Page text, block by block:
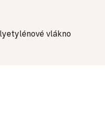
vlákno